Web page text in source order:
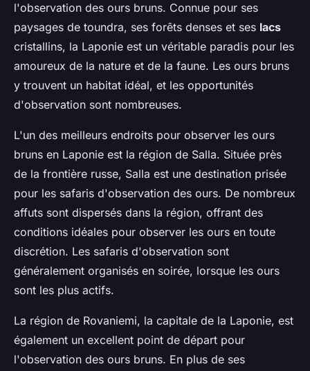
l'observation des ours bruns. Connue pour ses
paysages de toundra, ses forêts denses et ses lacs
cristallins, la Laponie est un véritable paradis pour les
amoureux de la nature et de la faune. Les ours bruns
y trouvent un habitat idéal, et les opportunités
d'observation sont nombreuses.
L'un des meilleurs endroits pour observer les ours
bruns en Laponie est la région de Salla. Située près
de la frontière russe, Salla est une destination prisée
pour les safaris d'observation des ours. De nombreux
affuts sont dispersés dans la région, offrant des
conditions idéales pour observer les ours en toute
discrétion. Les safaris d'observation sont
généralement organisés en soirée, lorsque les ours
sont les plus actifs.
La région de Rovaniemi, la capitale de la Laponie, est
également un excellent point de départ pour
l'observation des ours bruns. En plus de ses